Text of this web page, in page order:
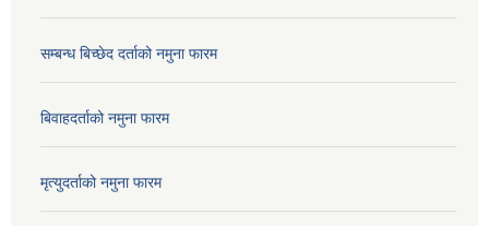
सम्बन्ध बिच्छेद दर्ताको नमुना फारम
बिवाहदर्ताको नमुना फारम
मृत्युदर्ताको नमुना फारम